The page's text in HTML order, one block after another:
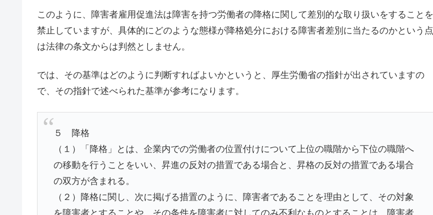
このように、障害者雇用促進法は障害を持つ労働者の降格に関して差別的な取り扱いをすることを
禁止していますが、具体的にどのような態様が降格処分における障害者差別に当たるのかという点
は法律の条文からは判然としません。
では、その基準はどのように判断すればよいかというと、厚生労働省の指針が出されていますの
で、その指針で述べられた基準が参考になります。
５ 降格
（１）「降格」とは、企業内での労働者の位置付けについて上位の職階から下位の職階へ
の移動を行うことをいい、昇進の反対の措置である場合と、昇格の反対の措置である場合
の双方が含まれる。
（２）降格に関し、次に掲げる措置のように、障害者であることを理由として、その対象
を障害者とすることや、その条件を障害者に対してのみ不利なものとすることは、障害者